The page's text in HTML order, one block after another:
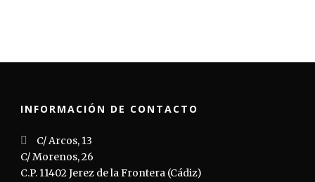
INFORMACIÓN DE CONTACTO
C/ Arcos, 13
C/ Morenos, 26
C.P. 11402 Jerez de la Frontera (Cádiz)